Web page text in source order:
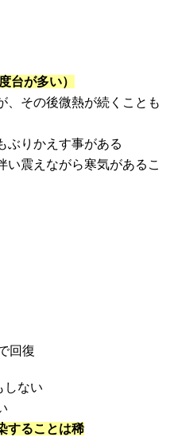
度台が多い）
その後微熱が続くことも
ぶりかえす事がある
い震えながら寒気があるこ
回復
しない
することは稀